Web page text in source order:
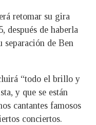
retomar su gira
después de haberla
separación de Ben
“todo el brillo y
y que se están
cantantes famosos
conciertos.